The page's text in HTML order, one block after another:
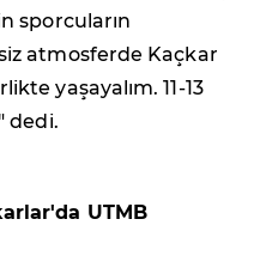
sporcuların
atmosferde Kaçkar
yaşayalım. 11-13
dedi.
UTMB